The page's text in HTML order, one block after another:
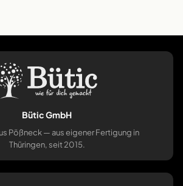
Bütic GmbH
Pößneck — aus eigener Fertigung in
Thüringen, seit 2015.